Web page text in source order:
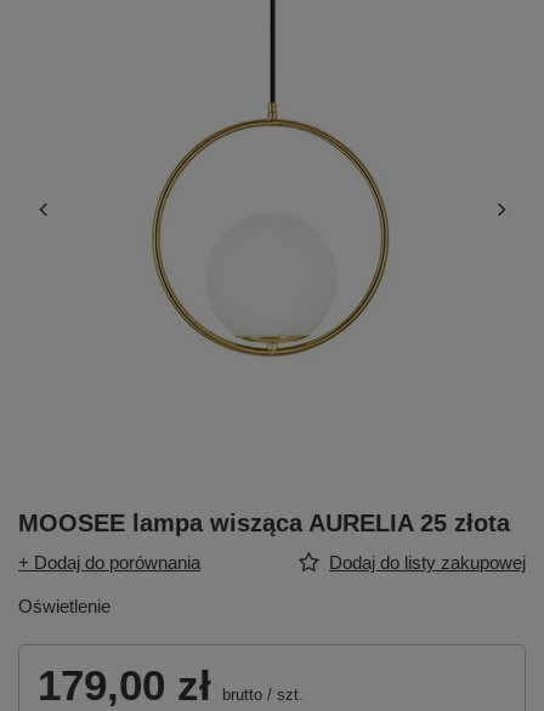
MOOSEE lampa wisząca AURELIA 25 złota
+ Dodaj do porównania Dodaj do listy zakupowej
Oświetlenie
179,00 zł brutto / szt.